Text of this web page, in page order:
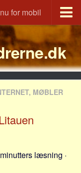
for mobil
MØBLER
læsning ·